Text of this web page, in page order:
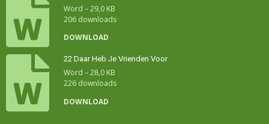
Word – 29,0 KB
206 downloads
DOWNLOAD
22 Daar Heb Je Vrienden Voor
Word – 28,0 KB
226 downloads
DOWNLOAD